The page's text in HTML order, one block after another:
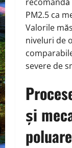
PM2.5 ca
Valorile
niveluri de
severe de
și
poluare